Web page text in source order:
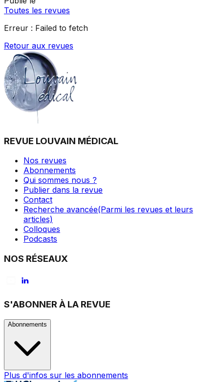
Toutes les revues
Erreur : Failed to fetch
Retour aux revues
REVUE LOUVAIN MÉDICAL
Nos revues
Abonnements
Qui sommes nous ?
Publier dans la revue
Contact
Recherche avancée(Parmi les revues et leurs
articles)
Colloques
Podcasts
NOS RÉSEAUX
S'ABONNER À LA REVUE
Abonnements
Plus d'infos sur les abonnements